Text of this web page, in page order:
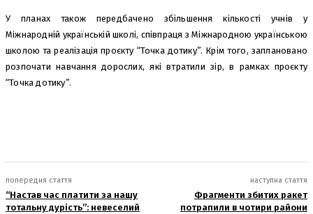
У планах також передбачено збільшення кількості учнів у
Міжнародній українській школі, співпраця з Міжнародною українською
школою та реалізація проєкту “Точка дотику”. Крім того, заплановано
розпочати навчання дорослих, які втратили зір, в рамках проєкту
“Точка дотику”.
попередня стаття
“Настав час платити за нашу
тотальну дурість”: невеселий
наступна стаття
Фрагменти збитих ракет
потрапили в чотири райони